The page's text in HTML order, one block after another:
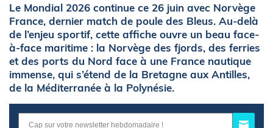
Le Mondial 2026 continue ce 26 juin avec Norvège
France, dernier match de poule des Bleus. Au-delà
de l’enjeu sportif, cette affiche ouvre un beau face-
à-face maritime : la Norvège des fjords, des ferries
et des ports du Nord face à une France nautique
immense, qui s’étend de la Bretagne aux Antilles,
de la Méditerranée à la Polynésie.